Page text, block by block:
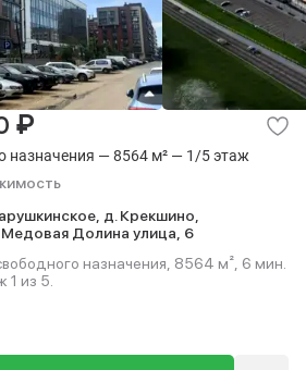
назначения — 8564 м² — 1/5 этаж
₽
д. Крекшино,
Медовая Долина улица, 6
назначения, 8564 м², 6 мин.
из 5.